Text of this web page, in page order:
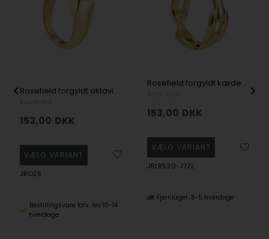
Rosefield forgyldt oktavisk ring med zirkonia
153,00 DKK
JROZ5
Bestillingsvare forv. lev 10-14
hverdage
Rosefield forgyldt kædering
153,00 DKK
JRLR52G-J772
Fjernlager, 3-5 hverdage